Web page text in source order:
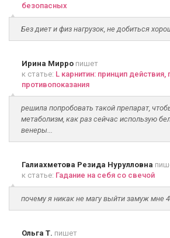
безопасных
Без диет и физ нагрузок, не добиться
Ирина Мирро пишет
к статье: L карнитин: принцип действия,
противопоказания
решила попробовать такой препарат,
метаболизм, как раз сейчас использую
венеры...
Галиахметова Резида Нурулловна
к статье: Гадание на себя со свечой
почему я никак не магу выйти замуж мне
Ольга Т. пишет